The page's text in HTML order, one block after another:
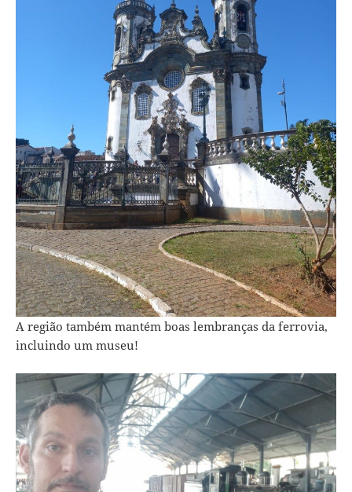
A região também mantém boas lembranças da ferrovia,
incluindo um museu!